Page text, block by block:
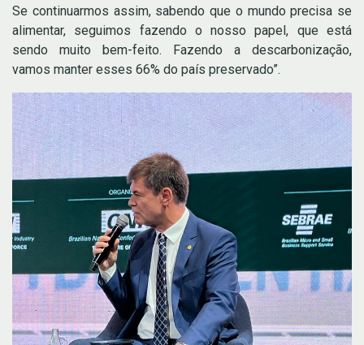
Se continuarmos assim, sabendo que o mundo precisa se
alimentar, seguimos fazendo o nosso papel, que está
sendo muito bem-feito. Fazendo a descarbonização,
vamos manter esses 66% do país preservado”.